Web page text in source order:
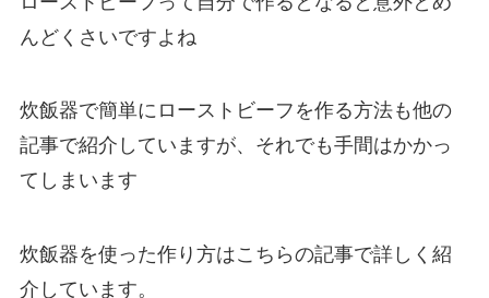
んどくさいですよね
炊飯器で簡単にローストビーフを作る方法も他の
記事で紹介していますが、それでも手間はかかっ
てしまいます
炊飯器を使った作り方はこちらの記事で詳しく紹
介しています。